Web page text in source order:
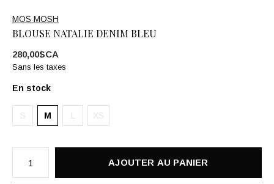
MOS MOSH
BLOUSE NATALIE DENIM BLEU
280,00$CA
Sans les taxes
En stock
S M L XS
AJOUTER AU PANIER